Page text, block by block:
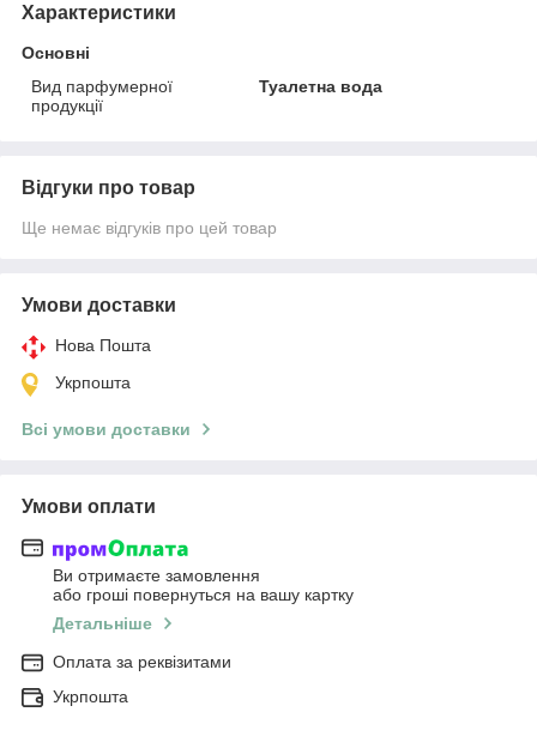
Характеристики
Основні
Вид парфумерної
продукції
Туалетна вода
Відгуки про товар
Ще немає відгуків про цей товар
Умови доставки
Нова Пошта
Укрпошта
Всі умови доставки
Умови оплати
Ви отримаєте замовлення
або гроші повернуться на вашу картку
Детальніше
Оплата за реквізитами
Укрпошта